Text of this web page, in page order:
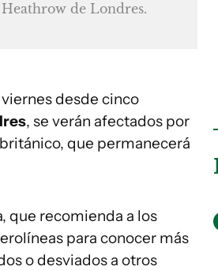
de Londres.
desde cinco
, se verán afectados por
que permanecerá
que recomienda a los
para conocer más
o desviados a otros